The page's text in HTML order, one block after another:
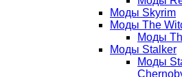
Моды Skyrim
Моды The
Моды
Моды Stalker
Моды